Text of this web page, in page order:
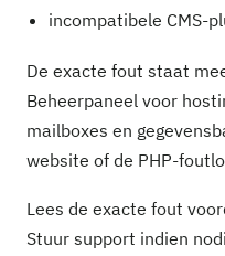
incompatibele CMS-
De exacte fout staat
Beheerpaneel voor
mailboxes en
website of de PHP-
Lees de exacte fout
Stuur support indien